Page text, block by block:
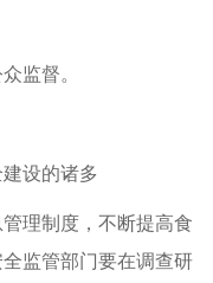
监督。
设的诸多
理制度，不断提高食
监管部门要在调查研